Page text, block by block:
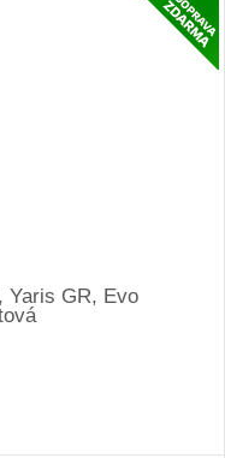
Yaris GR, Evo